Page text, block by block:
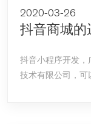
2020-03-26
抖音商城的
抖音小程序开发，
技术有限公司，